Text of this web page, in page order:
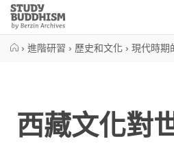
Close
Study
Buddhism
› 進階研習 › 歷史和文化 › 現代時期
西藏文化對